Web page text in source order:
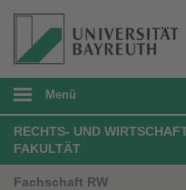
Menü
RECHTS- UND
FAKULTÄT
Fachschaft RW